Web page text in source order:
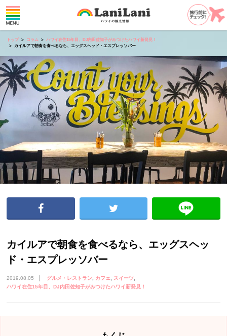
トップ コラム
ハワイ在住15年目、DJ内田佐知子がみつけたハワイ新発見！
カイルアで朝食を食べるなら、エッグスヘッド・エスプレッソバー
カイルアで朝食を食べるなら、エッグスヘッ
ド・エスプレッソバー
2019.08.05 グルメ・レストラン カフェ
スイーツ
ハワイ在住15年目、DJ内田佐知子がみつけたハワイ新発見！